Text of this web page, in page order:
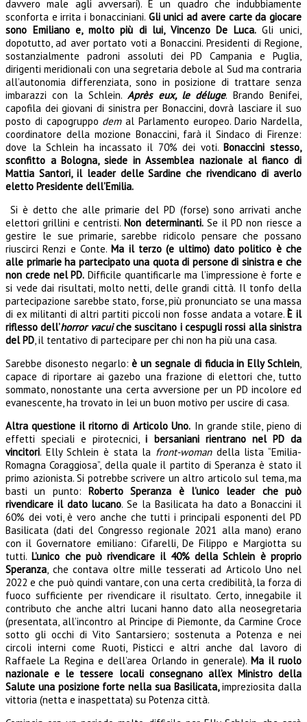
davvero male agli avversari). È un quadro che indubbiamente
sconforta e irrita i bonacciniani. Gli unici ad avere carte da giocare
sono Emiliano e, molto più di lui, Vincenzo De Luca.Gli unici,
dopotutto, ad aver portato voti a Bonaccini. Presidenti di Regione,
sostanzialmente padroni assoluti dei PD Campania e Puglia,
dirigenti meridionali con una segretaria debole al Sud ma contraria
all’autonomia differenziata, sono in posizione di trattare senza
imbarazzi con la Schlein.Après eux, le déluge. Brando Benifei,
capofila dei giovani di sinistra per Bonaccini, dovrà lasciare il suo
posto di capogruppo demal Parlamento europeo. Dario Nardella,
coordinatore della mozione Bonaccini, farà il Sindaco di Firenze:
dove la Schlein ha incassato il 70% dei voti.Bonaccini stesso,
sconfitto a Bologna, siede in Assemblea nazionale al fianco di
Mattia Santori, il leader delle Sardine che rivendicano di averlo
eletto Presidente dell’Emilia.
Si è detto che alle primarie del PD (forse) sono arrivati anche
elettori grillini e centristi.Non determinanti.Se il PD non riesce a
gestire le sue primarie, sarebbe ridicolo pensare che possano
riuscirci Renzi e Conte.Ma il terzo (e ultimo) dato politico è che
alle primarie ha partecipato una quota di persone di sinistra e che
non crede nel PD. Difficile quantificarle ma l’impressione è forte e
si vede dai risultati, molto netti, delle grandi città. Il tonfo della
partecipazione sarebbe stato, forse, più pronunciato se una massa
di ex militanti di altri partiti piccoli non fosse andata a votare.È il
riflesso dell’horror vacuiche suscitano i cespugli rossi alla sinistra
del PD, il tentativo di partecipare per chi non ha più una casa.
Sarebbe disonesto negarlo:è un segnale di fiducia in Elly Schlein,
capace di riportare ai gazebo una frazione di elettori che, tutto
sommato, nonostante una certa avversione per un PD incolore ed
evanescente, ha trovato in lei un buon motivo per uscire di casa.
Altra questione il ritorno di Articolo Uno. In grande stile, pieno di
effetti speciali e pirotecnici,i bersaniani rientrano nel PD da
vincitori. Elly Schlein è stata la front-womandella lista “Emilia-
Romagna Coraggiosa”, della quale il partito di Speranza è stato il
primo azionista. Si potrebbe scrivere un altro articolo sul tema, ma
basti un punto: Roberto Speranza è l’unico leader che può
rivendicare il dato lucano. Se la Basilicata ha dato a Bonaccini il
60% dei voti, è vero anche che tutti i principali esponenti del PD
Basilicata (dati del Congresso regionale 2021 alla mano) erano
con il Governatore emiliano: Cifarelli, De Filippo e Margiotta su
tutti.L’unico che può rivendicare il 40% della Schlein è proprio
Speranza, che contava oltre mille tesserati ad Articolo Uno nel
2022 e che può quindi vantare, con una certa credibilità, la forza di
fuoco sufficiente per rivendicare il risultato. Certo, innegabile il
contributo che anche altri lucani hanno dato alla neosegretaria
(presentata, all’incontro al Principe di Piemonte, da Carmine Croce
sotto gli occhi di Vito Santarsiero; sostenuta a Potenza e nei
circoli interni come Ruoti, Pisticci e altri anche dal lavoro di
Raffaele La Regina e dell’area Orlando in generale).Ma il ruolo
nazionale e le tessere locali consegnano all’ex Ministro della
Salute una posizione forte nella sua Basilicata,impreziosita dalla
vittoria (netta e inaspettata) su Potenza città.